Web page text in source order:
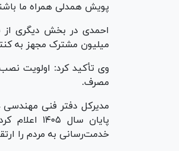
پویش همدلی همراه ما
میلیون مشترک مجهز به کنترل هوشمند شده‌اند و
وی تأکید کرد: اولویت
مصرف.
پایان
خدمت‌رسانی به مردم را